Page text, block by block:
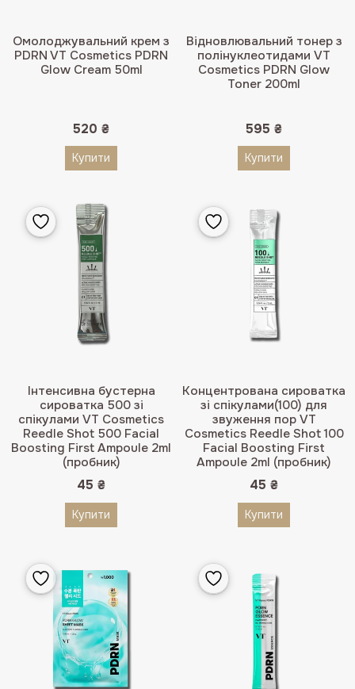
Омолоджувальний крем з
PDRN VT Cosmetics PDRN
Glow Cream 50ml
520 ₴
Купити
Відновлювальний тонер з
полінуклеотидами VT
Cosmetics PDRN Glow
Toner 200ml
595 ₴
Купити
Інтенсивна бустерна
сироватка 500 зі
спікулами VT Cosmetics
Reedle Shot 500 Facial
Boosting First Ampoule 2ml
(пробник)
45 ₴
Купити
Концентрована сироватка
зі спікулами(100) для
звуження пор VT
Cosmetics Reedle Shot 100
Facial Boosting First
Ampoule 2ml (пробник)
45 ₴
Купити